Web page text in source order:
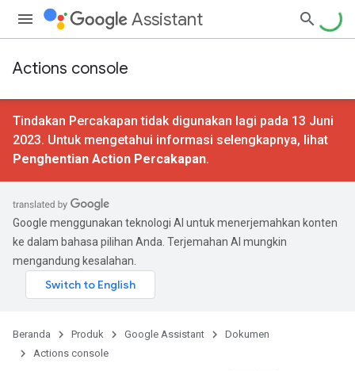
Assistant
Actions console
Tindakan Percakapan tidak digunakan lagi pada 13 Juni
2023. Untuk mengetahui informasi selengkapnya, lihat
Penghentian Action Percakapan.
Google menggunakan teknologi AI untuk menerjemahkan konten
ke dalam bahasa pilihan Anda. Terjemahan AI mungkin
mengandung kesalahan.
Beranda Produk Google Assistant
Dokumen
Actions console